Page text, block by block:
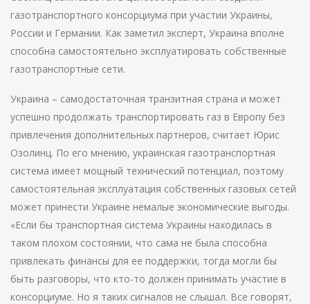
газотранспортного консорциума при участии Украины,
России и Германии. Как заметил эксперт, Украина вполне
способна самостоятельно эксплуатировать собственные
газотранспортные сети.
Украина – самодостаточная транзитная страна и может
успешно продолжать транспортировать газ в Европу без
привлечения дополнительных партнеров, считает Юрис
Озолинц. По его мнению, украинская газотранспортная
система имеет мощный технический потенциал, поэтому
самостоятельная эксплуатация собственных газовых сетей
может принести Украине немалые экономические выгоды.
«Если бы транспортная система Украины находилась в
таком плохом состоянии, что сама не была способна
привлекать финансы для ее поддержки, тогда могли бы
быть разговоры, что кто-то должен принимать участие в
консорциуме. Но я таких сигналов не слышал. Все говорят,